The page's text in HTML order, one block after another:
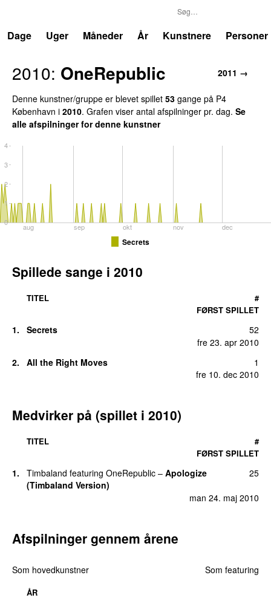
Dage
Uger Måneder År Kunstnere Personer
2011 →
2010: OneRepublic
Denne kunstner/gruppe er blevet spillet 53 gange på P4
København i 2010. Grafen viser antal afspilninger pr. dag. Se
alle afspilninger for denne kunstner
aug sep okt nov dec
0
1
2
3
4
Secrets
Spillede sange i 2010
TITEL
FØRST SPILLET
#
1.
Secrets
fre 23. apr 2010
52
2.
All the Right Moves
fre 10. dec 2010
1
Medvirker på (spillet i 2010)
TITEL
FØRST SPILLET
#
1. Timbaland featuring OneRepublic – Apologize
(Timbaland Version)
man 24. maj 2010
25
Afspilninger gennem årene
Som hovedkunstner Som featuring
ÅR